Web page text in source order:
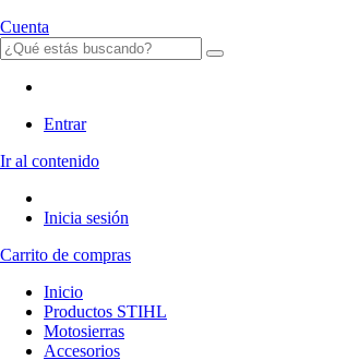
Cuenta
Entrar
Ir al contenido
Inicia sesión
Carrito de compras
Inicio
Productos STIHL
Motosierras
Accesorios